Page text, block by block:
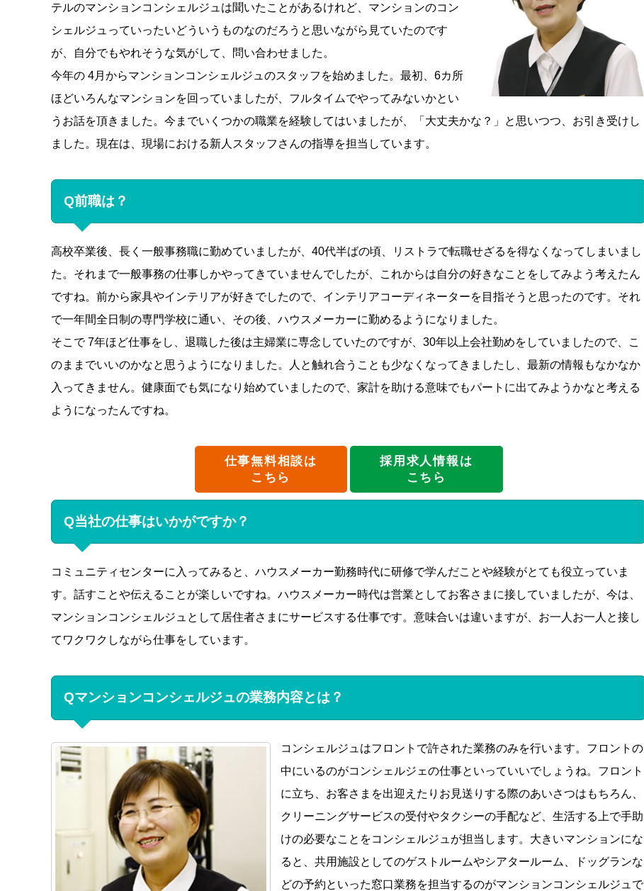
テルのマンションコンシェルジュは聞いたことがあるけれど、マンションのコン
シェルジュっていったいどういうものなのだろうと思いながら見ていたのです
が、自分でもやれそうな気がして、問い合わせました。
今年の 4月からマンションコンシェルジュのスタッフを始めました。最初、6カ所
ほどいろんなマンションを回っていましたが、フルタイムでやってみないかとい
うお話を頂きました。今までいくつかの職業を経験してはいましたが、「大丈夫かな？」と思いつつ、お引き受けし
ました。現在は、現場における新人スタッフさんの指導を担当しています。
Q前職は？
高校卒業後、長く一般事務職に勤めていましたが、40代半ばの頃、リストラで転職せざるを得なくなってしまいまし
た。それまで一般事務の仕事しかやってきていませんでしたが、これからは自分の好きなことをしてみよう考えたん
ですね。前から家具やインテリアが好きでしたので、インテリアコーディネーターを目指そうと思ったのです。それ
で一年間全日制の専門学校に通い、その後、ハウスメーカーに勤めるようになりました。
そこで 7年ほど仕事をし、退職した後は主婦業に専念していたのですが、30年以上会社勤めをしていましたので、こ
のままでいいのかなと思うようになりました。人と触れ合うことも少なくなってきましたし、最新の情報もなかなか
入ってきません。健康面でも気になり始めていましたので、家計を助ける意味でもパートに出てみようかなと考える
ようになったんですね。
仕事無料相談は
こちら
採用求人情報は
こちら
Q当社の仕事はいかがですか？
コミュニティセンターに入ってみると、ハウスメーカー勤務時代に研修で学んだことや経験がとても役立っていま
す。話すことや伝えることが楽しいですね。ハウスメーカー時代は営業としてお客さまに接していましたが、今は、
マンションコンシェルジュとして居住者さまにサービスする仕事です。意味合いは違いますが、お一人お一人と接し
てワクワクしながら仕事をしています。
Qマンションコンシェルジュの業務内容とは？
コンシェルジュはフロントで許された業務のみを行います。フロントの
中にいるのがコンシェルジェの仕事といっていいでしょうね。フロント
に立ち、お客さまを出迎えたりお見送りする際のあいさつはもちろん、
クリーニングサービスの受付やタクシーの手配など、生活する上で手助
けの必要なことをコンシェルジュが担当します。大きいマンションにな
ると、共用施設としてのゲストルームやシアタールーム、ドッグランな
どの予約といった窓口業務を担当するのがマンションコンシェルジュで